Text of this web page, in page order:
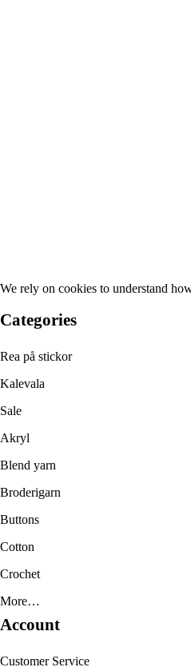
We rely on cookies to understand
Categories
Rea på stickor
Kalevala
Sale
Akryl
Blend yarn
Broderigarn
Buttons
Cotton
Crochet
More…
Account
Customer Service